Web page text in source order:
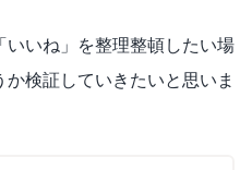
いいね」を整理整頓したい場
検証していきたいと思いま